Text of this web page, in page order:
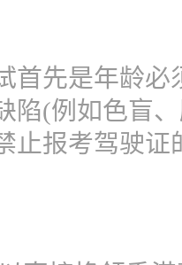
首先是年龄
陷(例如色盲
止报考驾驶证